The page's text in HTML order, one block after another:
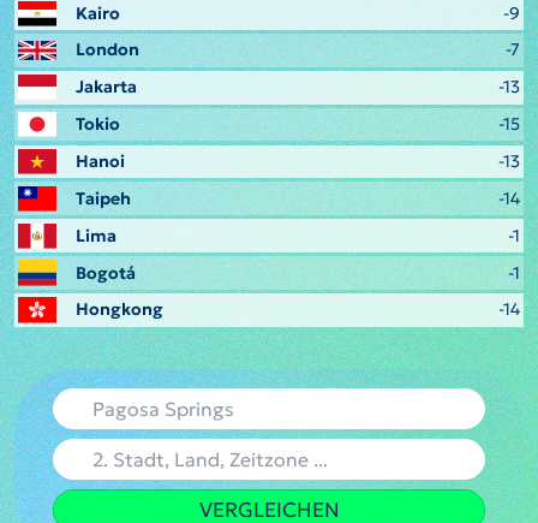
Kairo
-9
London
-7
Jakarta
-13
Tokio
-15
Hanoi
-13
Taipeh
-14
Lima
-1
Bogotá
-1
Hongkong
-14
VERGLEICHEN